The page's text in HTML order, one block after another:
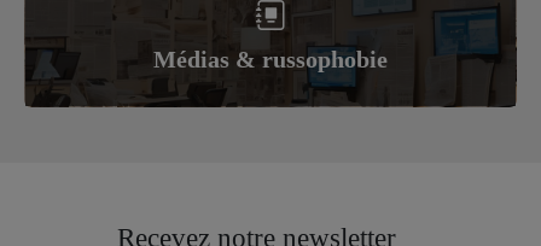
Médias & russophobie
Recevez notre newsletter